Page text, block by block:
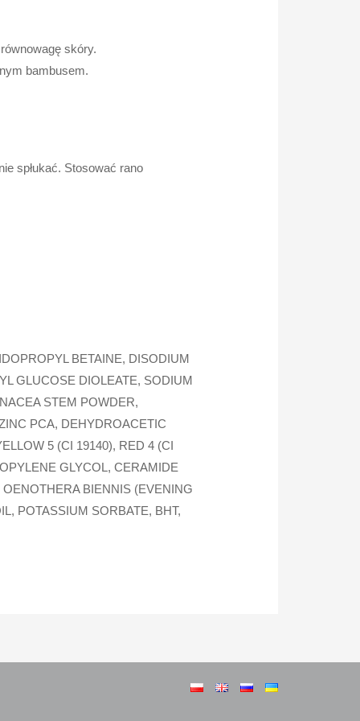
skóry.
bambusem.
spłukać. Stosować rano
BETAINE, DISODIUM
GLUCOSE DIOLEATE, SODIUM
STEM POWDER,
PCA, DEHYDROACETIC
5 (CI 19140), RED 4 (CI
GLYCOL, CERAMIDE
BIENNIS (EVENING
POTASSIUM SORBATE, BHT,